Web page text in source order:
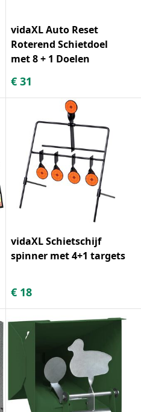
vidaXL Auto Reset
Roterend Schietdoel
met 8 + 1 Doelen
€ 31
vidaXL Schietschijf
spinner met 4+1 targets
€ 18